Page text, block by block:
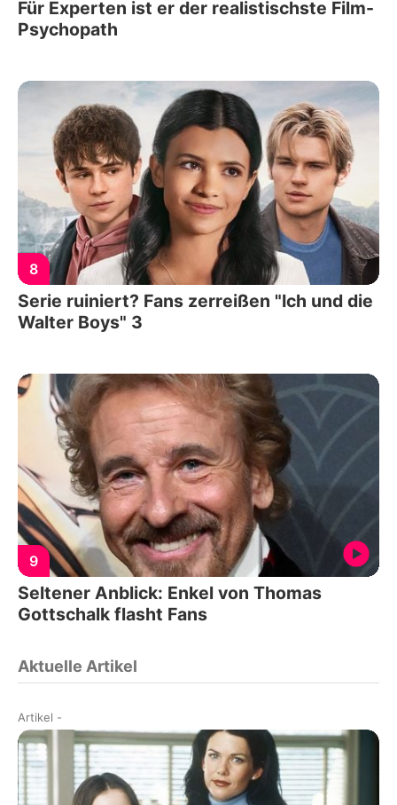
Für Experten ist er der realistischste Film-
Psychopath
8
Serie ruiniert? Fans zerreißen "Ich und die
Walter Boys" 3
9
Seltener Anblick: Enkel von Thomas
Gottschalk flasht Fans
Aktuelle Artikel
Artikel -